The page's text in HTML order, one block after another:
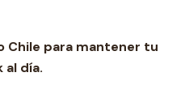
Chile para mantener tu
al día.